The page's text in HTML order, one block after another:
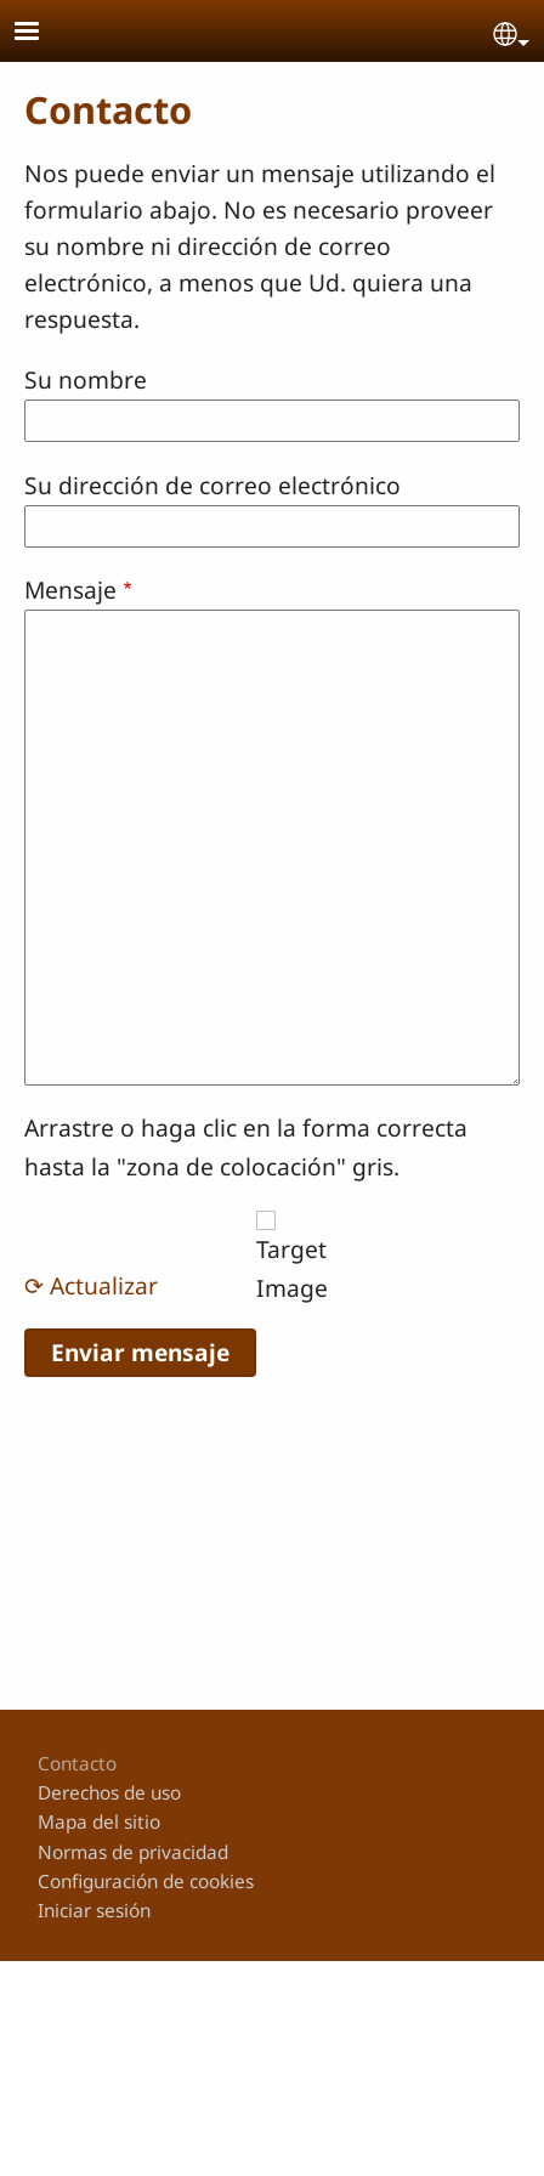
Pasar al contenido principal
Contacto
Nos puede enviar un mensaje utilizando el
formulario abajo. No es necesario proveer
su nombre ni dirección de correo
electrónico, a menos que Ud. quiera una
respuesta.
Su nombre
Su dirección de correo electrónico
Mensaje
Arrastre o haga clic en la forma correcta
hasta la "zona de colocación" gris.
⟳ Actualizar
Footer
Contacto
Derechos de uso
Mapa del sitio
Normas de privacidad
Configuración de cookies
Iniciar sesión